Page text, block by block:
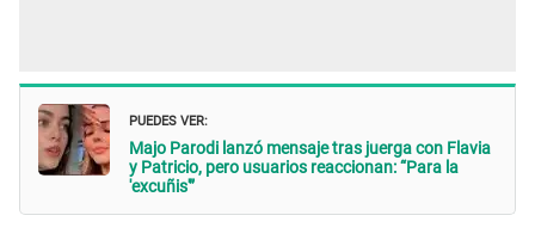
PUEDES VER:
Majo Parodi lanzó mensaje tras juerga con Flavia
y Patricio, pero usuarios reaccionan: “Para la
'excuñis'”